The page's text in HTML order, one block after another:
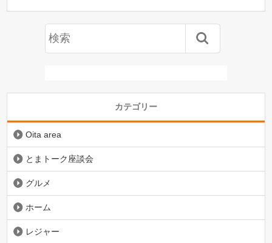
カテゴリー
Oita area
とまトーク座談会
グルメ
ホーム
レジャー